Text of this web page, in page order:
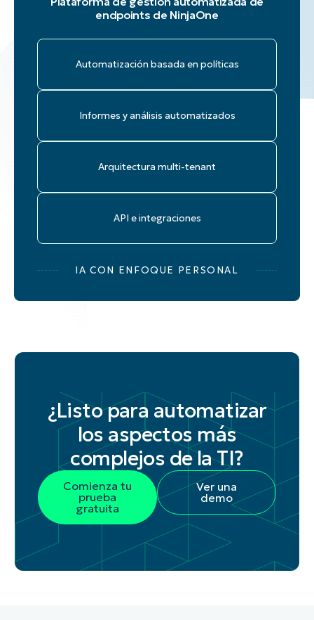
endpoints de NinjaOne
Automatización basada en políticas
Informes y análisis automatizados
Arquitectura multi-tenant
API e integraciones
IA CON ENFOQUE PERSONAL
¿Listo para automatizar
los aspectos más
complejos de la TI?
Comienza tu
prueba
gratuita
Ver una
demo